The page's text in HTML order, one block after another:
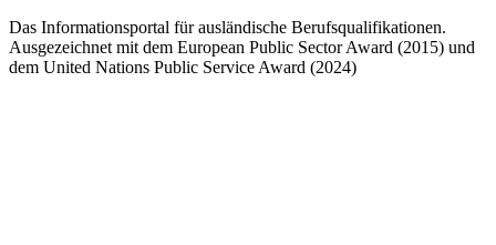
Das Informationsportal für ausländische Berufsqualifikationen.
Ausgezeichnet mit dem European Public Sector Award (2015) und
dem United Nations Public Service Award (2024)